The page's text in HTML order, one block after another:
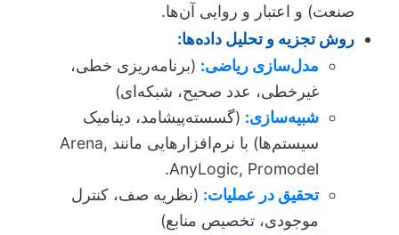
صنعت) و اعتبار و روایی آن‌ها.
روش تجزیه و تحلیل داده‌ها:
مدل‌سازی ریاضی: (برنامه‌ریزی خطی،
غیرخطی، عدد صحیح، شبکه‌ای)
شبیه‌سازی: (گسسته‌پیشامد، دینامیک
سیستم‌ها) با نرم‌افزارهایی مانند Arena,
AnyLogic, Promodel.
تحقیق در عملیات: (نظریه صف، کنترل
موجودی، تخصیص منابع)